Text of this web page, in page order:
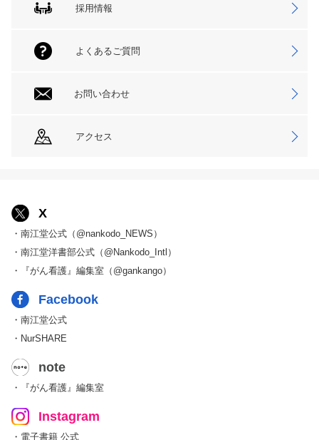
採用情報
よくあるご質問
お問い合わせ
アクセス
X
・南江堂公式（@nankodo_NEWS）
・南江堂洋書部公式（@Nankodo_Intl）
・『がん看護』編集室（@gankango）
Facebook
・南江堂公式
・NurSHARE
note
・『がん看護』編集室
Instagram
・電子書籍 公式